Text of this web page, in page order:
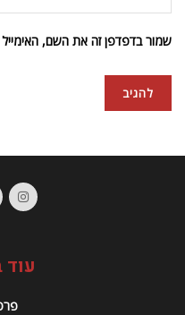
שמור בדפדפן זה את השם,
עוד